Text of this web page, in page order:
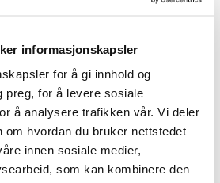
informasjonskapsler
for å gi innhold og
preg, for å levere sosiale
å analysere trafikken vår. Vi deler
om hvordan du bruker nettstedet
innen sosiale medier,
som kan kombinere den